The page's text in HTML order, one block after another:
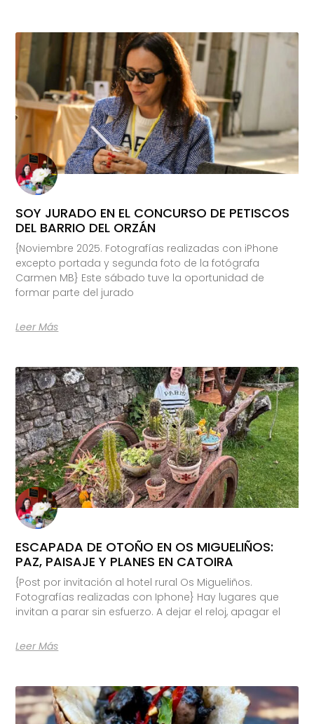
SOY JURADO EN EL CONCURSO DE PETISCOS
DEL BARRIO DEL ORZÁN
{Noviembre 2025. Fotografías realizadas con iPhone
excepto portada y segunda foto de la fotógrafa
Carmen MB} Este sábado tuve la oportunidad de
formar parte del jurado
Leer Más
ESCAPADA DE OTOÑO EN OS MIGUELIÑOS:
PAZ, PAISAJE Y PLANES EN CATOIRA
{Post por invitación al hotel rural Os Migueliños.
Fotografías realizadas con Iphone} Hay lugares que
invitan a parar sin esfuerzo. A dejar el reloj, apagar el
Leer Más